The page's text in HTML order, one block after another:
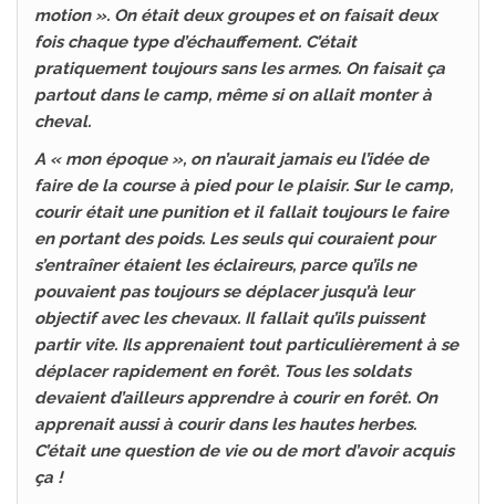
motion ». On était deux groupes et on faisait deux
fois chaque type d’échauffement. C’était
pratiquement toujours sans les armes. On faisait ça
partout dans le camp, même si on allait monter à
cheval.
A « mon époque », on n’aurait jamais eu l’idée de
faire de la course à pied pour le plaisir. Sur le camp,
courir était une punition et il fallait toujours le faire
en portant des poids. Les seuls qui couraient pour
s’entraîner étaient les éclaireurs, parce qu’ils ne
pouvaient pas toujours se déplacer jusqu’à leur
objectif avec les chevaux. Il fallait qu’ils puissent
partir vite. Ils apprenaient tout particulièrement à se
déplacer rapidement en forêt. Tous les soldats
devaient d’ailleurs apprendre à courir en forêt. On
apprenait aussi à courir dans les hautes herbes.
C’était une question de vie ou de mort d’avoir acquis
ça !